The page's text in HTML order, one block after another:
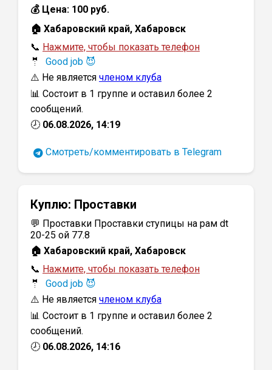
💰 Цена: 100 руб.
🏠 Хабаровский край, Хабаровск
📞 Нажмите, чтобы показать телефон
🤵
Good job 😈
⚠️ Не является членом клуба
📊 Состоит в 1 группе и оставил более 2
сообщений.
🕗 06.08.2026, 14:19
Смотреть/комментировать в Telegram
Куплю: Проставки
💬 Проставки Проставки ступицы на рам dt
20-25 ой 77.8
🏠 Хабаровский край, Хабаровск
📞 Нажмите, чтобы показать телефон
🤵
Good job 😈
⚠️ Не является членом клуба
📊 Состоит в 1 группе и оставил более 2
сообщений.
🕗 06.08.2026, 14:16